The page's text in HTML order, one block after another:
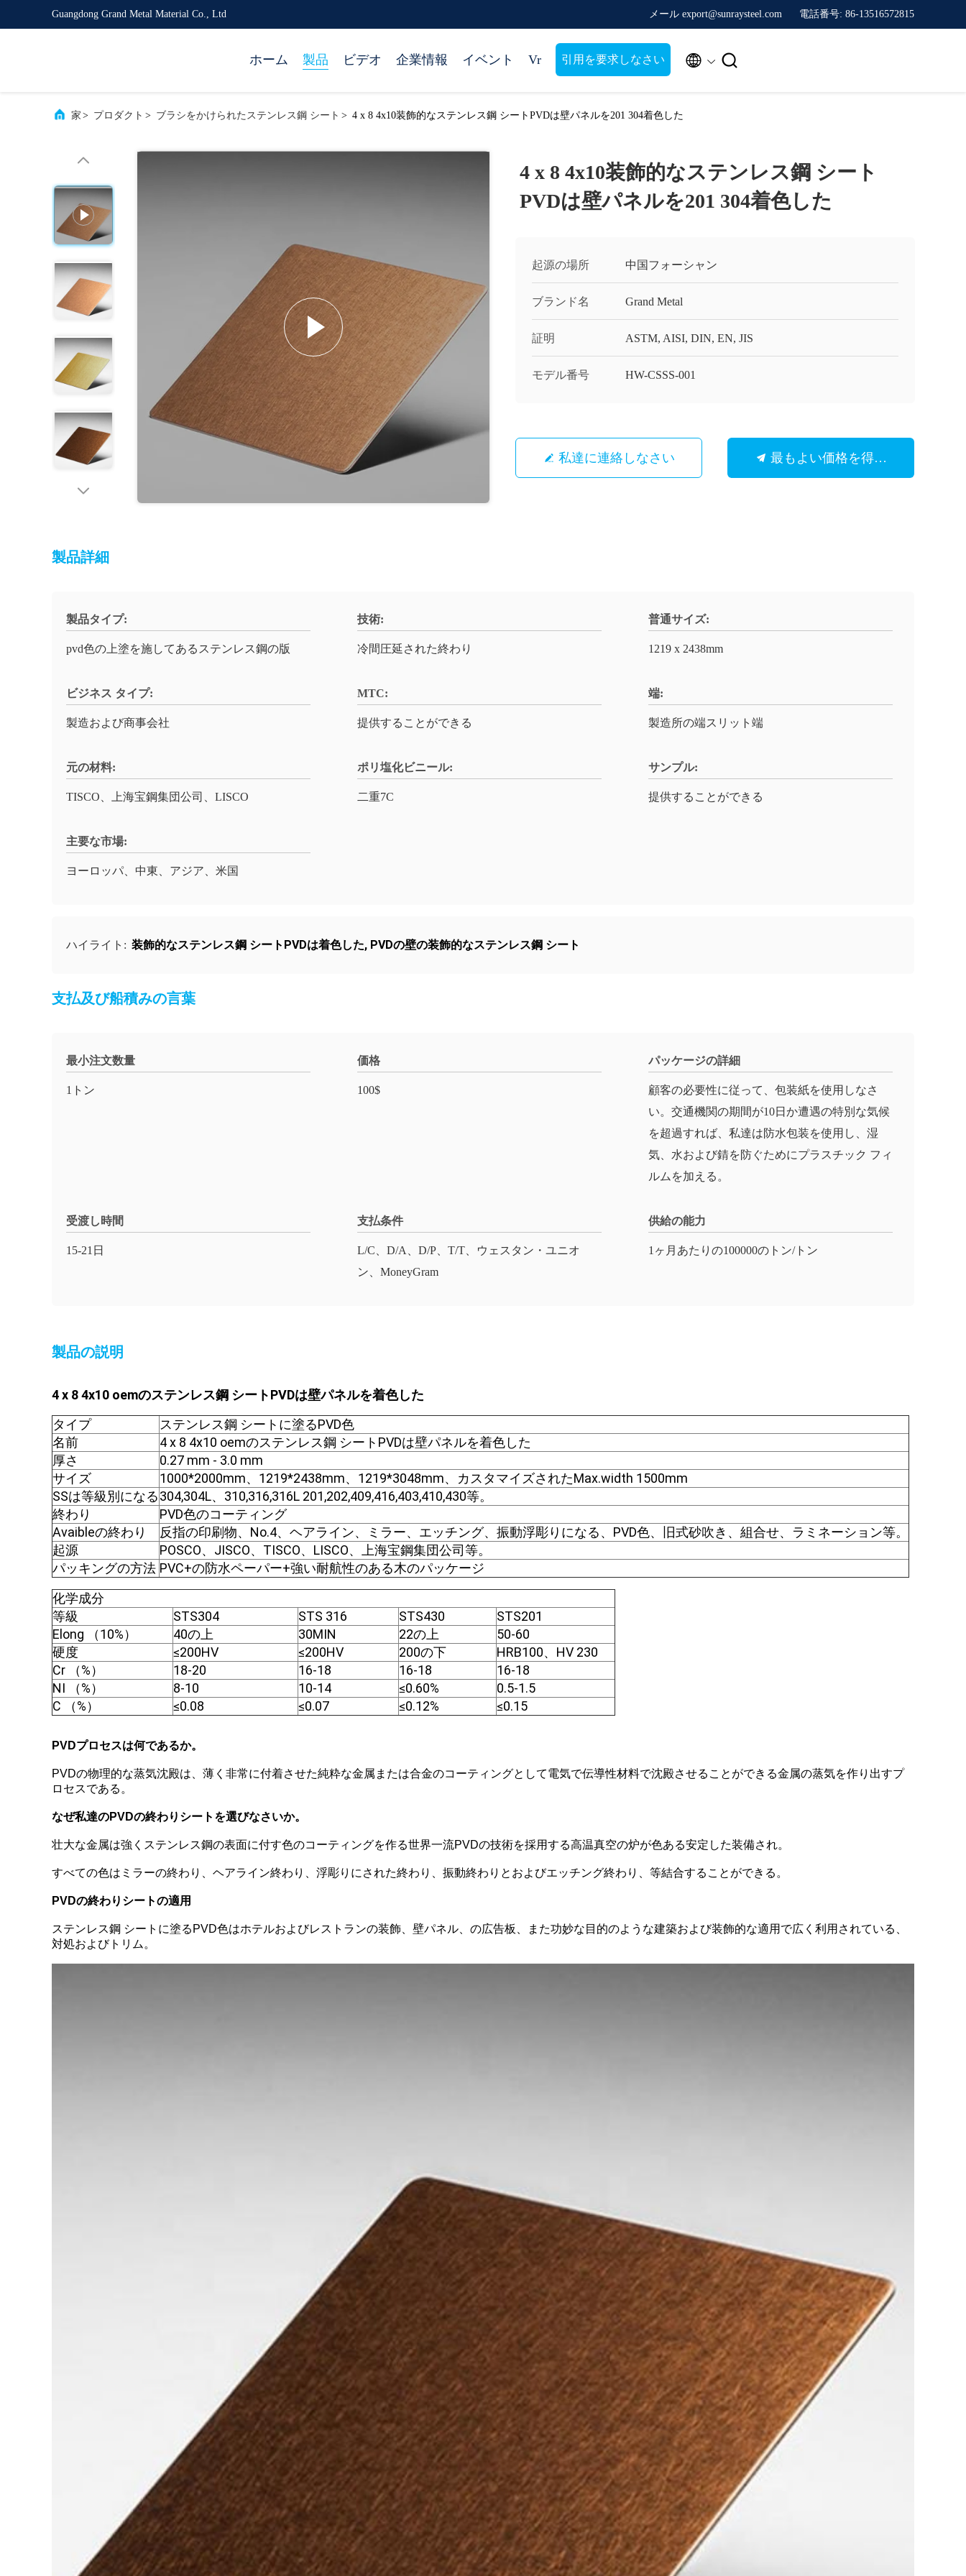
Guangdong Grand Metal Material Co., Ltd メール export@sunraysteel.com 電話番号: 86-13516572815
ホーム 製品 ビデオ 企業情報 イベント Vr 引用を要求しなさい  
家 > プロダクト > ブラシをかけられたステンレス鋼 シート > 4 x 8 4x10装飾的なステンレス鋼 シートPVDは壁パネルを201 304着色した
4 x 8 4x10装飾的なステンレス鋼 シート
PVDは壁パネルを201 304着色した
起源の場所 中国フォーシャン
ブランド名 Grand Metal
証明 ASTM, AISI, DIN, EN, JIS
モデル番号 HW-CSSS-001
私達に連絡しなさい 最もよい価格を得なさい
製品詳細
製品タイプ:
pvd色の上塗を施してあるステンレス鋼の版
技術:
冷間圧延された終わり
普通サイズ:
1219 x 2438mm
ビジネス タイプ:
製造および商事会社
MTC:
提供することができる
端:
製造所の端スリット端
元の材料:
TISCO、上海宝鋼集団公司、LISCO
ポリ塩化ビニール:
二重7C
サンプル:
提供することができる
主要な市場:
ヨーロッパ、中東、アジア、米国
ハイライト: 装飾的なステンレス鋼 シートPVDは着色した, PVDの壁の装飾的なステンレス鋼 シート
支払及び船積みの言葉
最小注文数量
1トン
価格
100$
パッケージの詳細
顧客の必要性に従って、包装紙を使用しなさ
い。交通機関の期間が10日か遭遇の特別な気候
を超過すれば、私達は防水包装を使用し、湿
気、水および錆を防ぐためにプラスチック フィ
ルムを加える。
受渡し時間
15-21日
支払条件
L/C、D/A、D/P、T/T、ウェスタン・ユニオ
ン、MoneyGram
供給の能力
1ヶ月あたりの100000のトン/トン
製品の説明
4 x 8 4x10 oemのステンレス鋼 シートPVDは壁パネルを着色した
タイプ
ステンレス鋼 シートに塗るPVD色
名前
4 x 8 4x10 oemのステンレス鋼 シートPVDは壁パネルを着色した
厚さ
0.27 mm - 3.0 mm
サイズ
1000*2000mm、1219*2438mm、1219*3048mm、カスタマイズされたMax.width 1500mm
SSは等級別になる304,304L、310,316,316L 201,202,409,416,403,410,430等。
終わり
PVD色のコーティング
Avaibleの終わり
反指の印刷物、No.4、ヘアライン、ミラー、エッチング、振動浮彫りになる、PVD色、旧式砂吹き、組合せ、ラミネーション等。
起源
POSCO、JISCO、TISCO、LISCO、上海宝鋼集団公司等。
パッキングの方法 PVC+の防水ペーパー+強い耐航性のある木のパッケージ
化学成分
等級
STS304 STS 316 STS430
STS201
Elong （10%）
40の上 30MIN 22の上
50-60
硬度
≤200HV ≤200HV 200の下
HRB100、HV 230
Cr （%）
18-20 16-18 16-18
16-18
NI （%）
8-10 10-14 ≤0.60%
0.5-1.5
C （%）
≤0.08 ≤0.07 ≤0.12% ≤0.15
PVDプロセスは何であるか。
PVDの物理的な蒸気沈殿は、薄く非常に付着させた純粋な金属または合金のコーティングとして電気で伝導性材料で沈殿させることができる金属の蒸気を作り出すプ
ロセスである。
なぜ私達のPVDの終わりシートを選びなさいか。
壮大な金属は強くステンレス鋼の表面に付す色のコーティングを作る世界一流PVDの技術を採用する高温真空の炉が色ある安定した装備され。
すべての色はミラーの終わり、ヘアライン終わり、浮彫りにされた終わり、振動終わりとおよびエッチング終わり、等結合することができる。
PVDの終わりシートの適用
ステンレス鋼 シートに塗るPVD色はホテルおよびレストランの装飾、壁パネル、の広告板、また功妙な目的のような建築および装飾的な適用で広く利用されている、
対処およびトリム。